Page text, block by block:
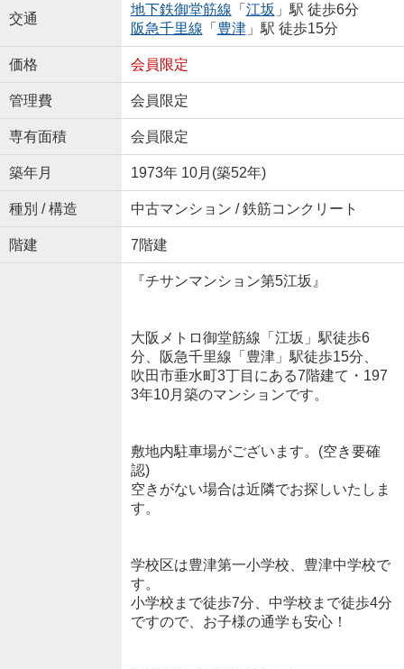
交通
地下鉄御堂筋線 「 江坂 」駅 徒歩6分
阪急千里線 「 豊津」駅 徒歩15分
価格 会員限定
管理費 会員限定
専有面積 会員限定
築年月 1973年 10月(築52年)
種別 / 構造 中古マンション / 鉄筋コンクリート
階建 7階建
『チサンマンション第5江坂』
大阪メトロ御堂筋線「江坂」駅徒歩6
分、阪急千里線「豊津」駅徒歩15分、
吹田市垂水町3丁目にある7階建て・197
3年10月築のマンションです。
敷地内駐車場がございます。(空き要確
認)
空きがない場合は近隣でお探しいたしま
す。
学校区は豊津第一小学校、豊津中学校で
す。
小学校まで徒歩7分、中学校まで徒歩4分
ですので、お子様の通学も安心！